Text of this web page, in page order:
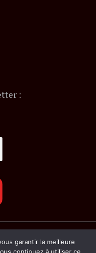
:
Tous droits
garantir la meilleure